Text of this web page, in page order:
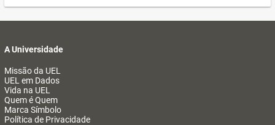
A Universidade
Missão da UEL
UEL em Dados
Vida na UEL
Quem é Quem
Marca Símbolo
Política de Privacidade